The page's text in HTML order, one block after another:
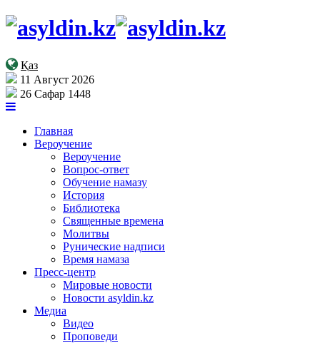
Қаз
11 Август 2026
26 Сафар 1448
Главная
Вероучение
Вероучение
Вопрос-ответ
Обучение намазу
История
Библиотека
Священные времена
Молитвы
Рунические надписи
Время намаза
Пресс-центр
Мировые новости
Новости asyldin.kz
Медиа
Видео
Проповеди